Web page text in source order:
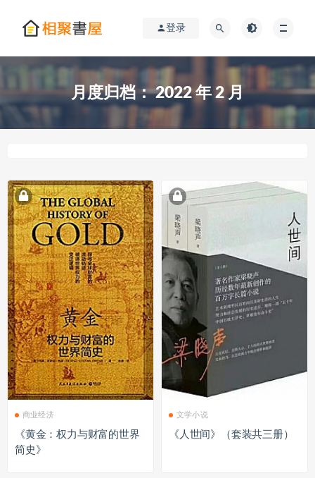
登录
月度归档：2022 年 2 月
商业经济
《黄金：权力与财富的世界
简史》
文学小说
《人世间》（套装共三册）